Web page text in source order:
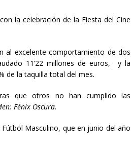
la celebración de la Fiesta del Cine
al excelente comportamiento de dos
11’22 millones de euros, y la
de la taquilla total del mes.
que otros no han cumplido las
Fénix Oscura.
Masculino, que en junio del año